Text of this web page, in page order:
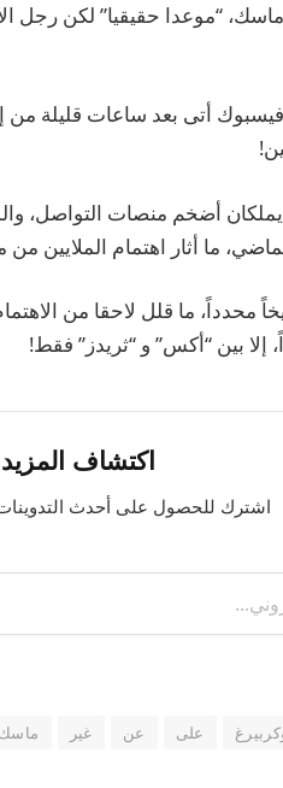
“موعدا حقيقيا” لكن رجل
أتى بعد ساعات قليلة من
يملكان أضخم منصات التواصل،
ما أثار اهتمام الملايين من
محدداً، ما قلل لاحقا من
إلا بين “أكس” و “ثريدز” فقط!
اكتشاف
اشترك للحصول على أحدث التدوينات
على عن غير ماسك